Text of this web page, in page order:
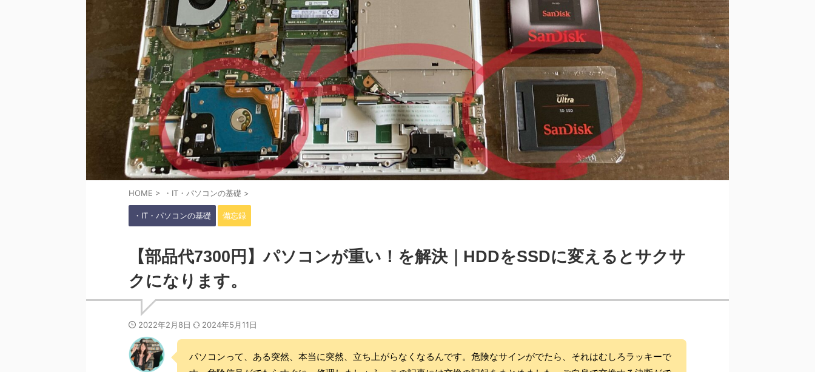
HOME > ・IT・パソコンの基礎 >
・IT・パソコンの基礎 備忘録
【部品代7300円】パソコンが重い！を解決｜HDDをSSDに変えるとサクサ
クになります。
2022年2月8日 2024年5月11日
パソコンって、ある突然、本当に突然、立ち上がらなくなるんです。危険なサインがでたら、それはむしろラッキーで